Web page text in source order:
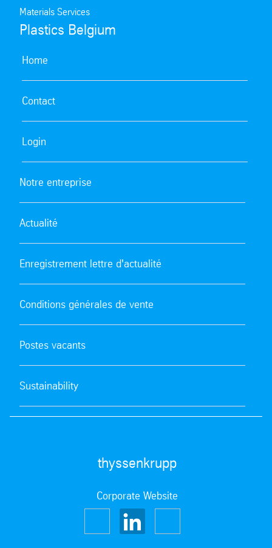
Materials Services
Plastics Belgium
Home
Contact
Login
Notre entreprise
Actualité
Enregistrement lettre d'actualité
Conditions générales de vente
Postes vacants
Sustainability
thyssenkrupp
Corporate Website